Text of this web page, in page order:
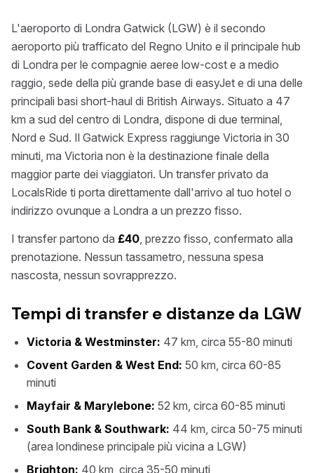
L'aeroporto di Londra Gatwick (LGW) è il secondo
aeroporto più trafficato del Regno Unito e il principale hub
di Londra per le compagnie aeree low-cost e a medio
raggio, sede della più grande base di easyJet e di una delle
principali basi short-haul di British Airways. Situato a 47
km a sud del centro di Londra, dispone di due terminal,
Nord e Sud. Il Gatwick Express raggiunge Victoria in 30
minuti, ma Victoria non è la destinazione finale della
maggior parte dei viaggiatori. Un transfer privato da
LocalsRide ti porta direttamente dall'arrivo al tuo hotel o
indirizzo ovunque a Londra a un prezzo fisso.
I transfer partono da £40, prezzo fisso, confermato alla
prenotazione. Nessun tassametro, nessuna spesa
nascosta, nessun sovrapprezzo.
Tempi di transfer e distanze da LGW
Victoria & Westminster: 47 km, circa 55-80 minuti
Covent Garden & West End: 50 km, circa 60-85
minuti
Mayfair & Marylebone: 52 km, circa 60-85 minuti
South Bank & Southwark: 44 km, circa 50-75 minuti
(area londinese principale più vicina a LGW)
Brighton: 40 km, circa 35-50 minuti